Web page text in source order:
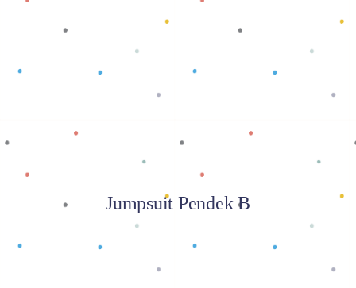
Baca selengkapnya
Jumpsuit Pendek B